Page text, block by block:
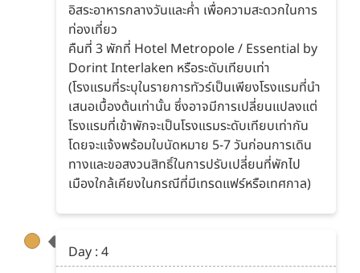
อิสระอาหารกลางวันและค่ำ เพื่อความสะดวกในการ
ท่องเที่ยว
คืนที่ 3 พักที่ Hotel Metropole / Essential by
Dorint Interlaken หรือระดับเทียบเท่า
(โรงแรมที่ระบุในรายการทัวร์เป็นเพียงโรงแรมที่นำ
เสนอเบื้องต้นเท่านั้น ซึ่งอาจมีการเปลี่ยนแปลงแต่
โรงแรมที่เข้าพักจะเป็นโรงแรมระดับเทียบเท่ากัน
โดยจะแจ้งพร้อมใบนัดหมาย 5-7 วันก่อนการเดิน
ทางและขอสงวนสิทธิ์ในการปรับเปลี่ยนที่พักไป
เมืองใกล้เคียงในกรณีที่มีเทรดแฟร์หรือเทศกาล)
Day : 4